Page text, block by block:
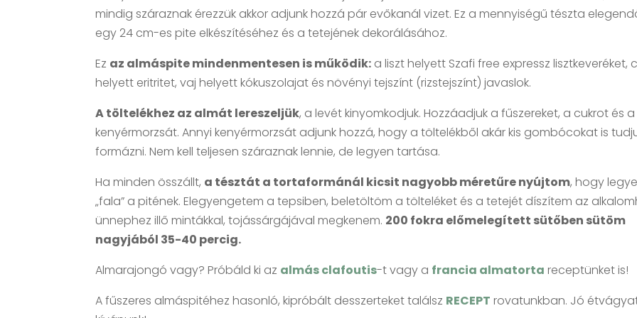
mindig száraznak érezzük akkor adjunk hozzá pár evőkanál vizet. Ez a mennyiségű tészta
egy 24 cm-es pite elkészítéséhez és a tetejének dekorálásához.
Ez az almáspite mindenmentesen is működik: a liszt helyett Szafi free expressz lisztkeveréket,
helyett eritritet, vaj helyett kókuszolajat és növényi tejszínt (rizstejszínt) javaslok.
A töltelékhez az almát lereszeljük, a levét kinyomkodjuk. Hozzáadjuk a fűszereket, a cukrot és a
kenyérmorzsát. Annyi kenyérmorzsát adjunk hozzá, hogy a töltelékből akár kis gombócokat is
formázni. Nem kell teljesen száraznak lennie, de legyen tartása.
Ha minden összállt, a tésztát a tortaformánál kicsit nagyobb méretűre nyújtom, hogy
„fala” a pitének. Elegyengetem a tepsiben, beletöltöm a tölteléket és a tetejét díszítem az
ünnephez illő mintákkal, tojássárgájával megkenem. 200 fokra előmelegített sütőben sütöm
nagyjából 35-40 percig.
Almarajongó vagy? Próbáld ki az almás clafoutis-t vagy a francia almatorta receptünket is!
A fűszeres almáspitéhez hasonló, kipróbált desszerteket találsz RECEPT rovatunkban. Jó